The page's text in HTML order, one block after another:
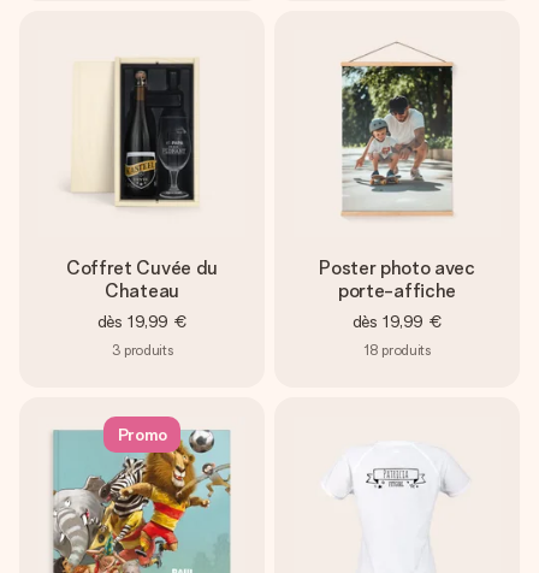
Coffret Cuvée du
Chateau
dès 19,99 €
3 produits
Poster photo avec
porte-affiche
dès 19,99 €
18 produits
Promo